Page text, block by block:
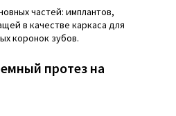
частей: имплантов,
в качестве каркаса для
коронок зубов.
протез на